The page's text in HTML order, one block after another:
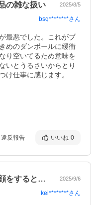
の雑な扱い 2025/8/5
bsq********さん
最悪でした。これがブ
めのダンボールに緩衝
り空いてるため意味を
いとうるさいからとり
け仕事に感じます。
違反報告 いいね 0
ポロポロと落ちて、その後洗顔をすると、… 2025/9/6
kei********さん